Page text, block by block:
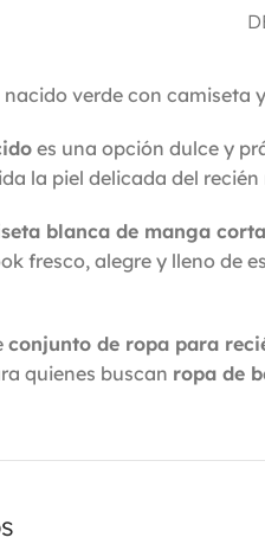
verde con camiseta
es una opción dulce y
la piel delicada del
blanca de manga corta
fresco, alegre y lleno de
conjunto de ropa para
quienes buscan ropa de